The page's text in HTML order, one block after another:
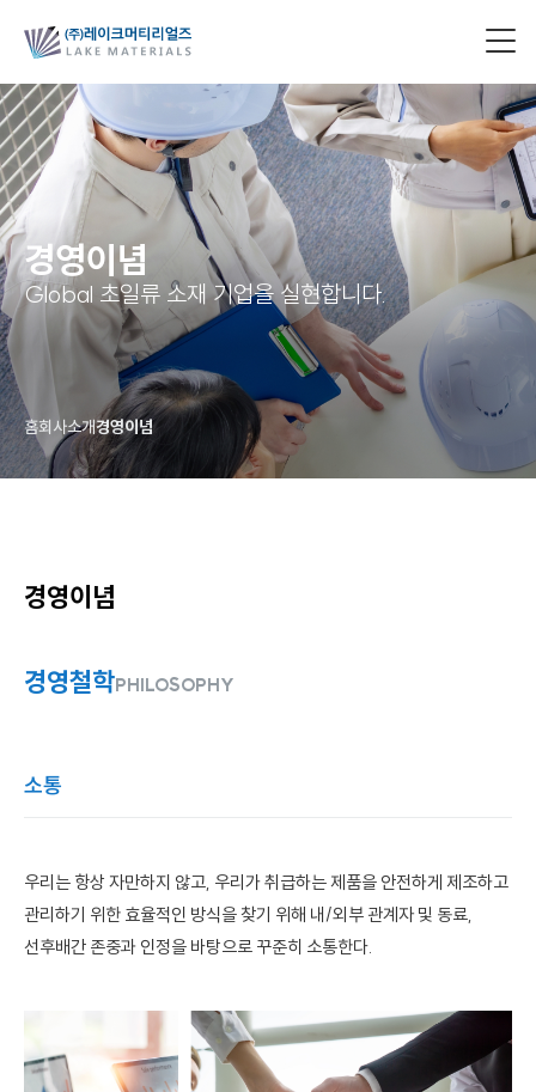
경영이념
Global 초일류 소재 기업을 실현합니다.
홈회사소개경영이념
경영이념
경영철학PHILOSOPHY
소통
우리는 항상 자만하지 않고, 우리가 취급하는 제품을 안전하게 제조하고
관리하기 위한 효율적인 방식을 찾기 위해 내/외부 관계자 및 동료,
선후배간 존중과 인정을 바탕으로 꾸준히 소통한다.